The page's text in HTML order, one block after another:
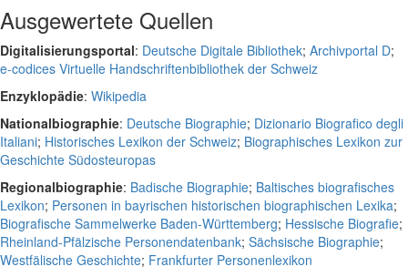
Ausgewertete Quellen
Digitalisierungsportal: Deutsche Digitale Bibliothek; Archivportal D;
e-codices Virtuelle Handschriftenbibliothek der Schweiz
Enzyklopädie: Wikipedia
Nationalbiographie: Deutsche Biographie; Dizionario Biografico degli
Italiani; Historisches Lexikon der Schweiz; Biographisches Lexikon zur
Geschichte Südosteuropas
Regionalbiographie: Badische Biographie; Baltisches biografisches
Lexikon; Personen in bayrischen historischen biographischen Lexika;
Biografische Sammelwerke Baden-Württemberg; Hessische Biografie;
Rheinland-Pfälzische Personendatenbank; Sächsische Biographie;
Westfälische Geschichte; Frankfurter Personenlexikon